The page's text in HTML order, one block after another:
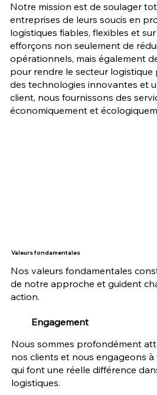
Notre mission est de soulager
entreprises de leurs soucis en
logistiques fiables, flexibles et
efforçons non seulement de
opérationnels, mais également
pour rendre le secteur logistique
des technologies innovantes et
client, nous fournissons des
économiquement et
Valeurs fondamentales
Nos valeurs fondamentales
de notre approche et guident
action.
Engagement
Nous sommes profondément
nos clients et nous engageons
qui font une réelle différence
logistiques.